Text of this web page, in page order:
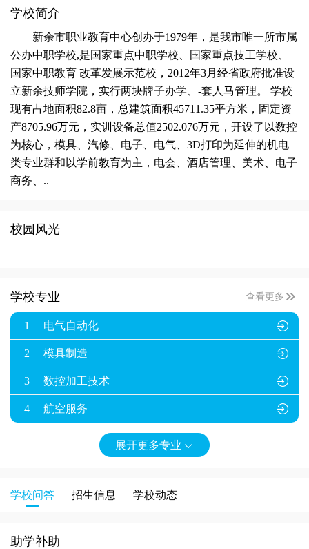
学校简介
新余市职业教育中心创办于1979年，是我市唯一所市属
公办中职学校,是国家重点中职学校、国家重点技工学校、
国家中职教育 改革发展示范校，2012年3月经省政府批准设
立新余技师学院，实行两块牌子办学、-套人马管理。 学校
现有占地面积82.8亩，总建筑面积45711.35平方米，固定资
产8705.96万元，实训设备总值2502.076万元，开设了以数控
为核心，模具、汽修、电子、电气、3D打印为延伸的机电
类专业群和以学前教育为主，电会、酒店管理、美术、电子
商务、..
校园风光
学校专业 查看更多

1 电气自动化

2 模具制造

3 数控加工技术

4 航空服务
展开更多专业 
学校问答 招生信息 学校动态
助学补助